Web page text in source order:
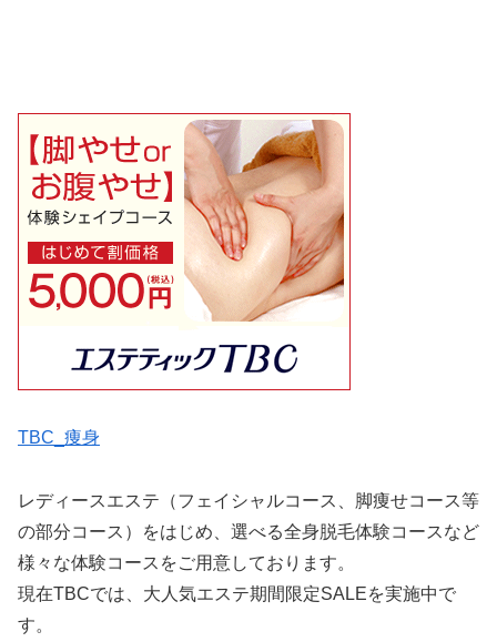
TBC_痩身
レディースエステ（フェイシャルコース、脚痩せコース等
の部分コース）をはじめ、選べる全身脱毛体験コースなど
様々な体験コースをご用意しております。
現在TBCでは、大人気エステ期間限定SALEを実施中で
す。